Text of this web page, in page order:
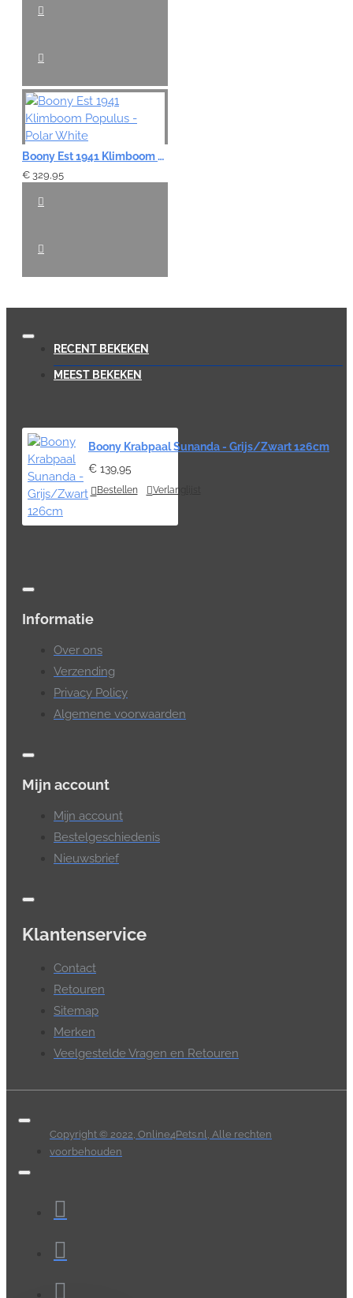
Boony Est 1941 Klimboom Populus - Polar White
€ 329,95
RECENT BEKEKEN
MEEST BEKEKEN
Boony Krabpaal Sunanda - Grijs/Zwart 126cm
€ 139,95
Bestellen Verlanglijst
Informatie
Over ons
Verzending
Privacy Policy
Algemene voorwaarden
Mijn account
Mijn account
Bestelgeschiedenis
Nieuwsbrief
Klantenservice
Contact
Retouren
Sitemap
Merken
Veelgestelde Vragen en Retouren
Copyright © 2022, Online4Pets.nl, Alle rechten
voorbehouden